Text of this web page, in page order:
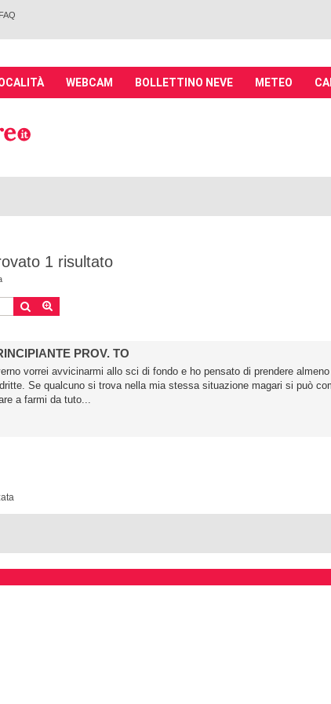
FAQ
WEBCAM BOLLETTINO NEVE METEO
1 risultato
Cerca
PROV. TO
vorrei avvicinarmi allo sci di fondo e ho pensato di prendere
Se qualcuno si trova nella mia stessa situazione magari si può
a farmi da tuto...